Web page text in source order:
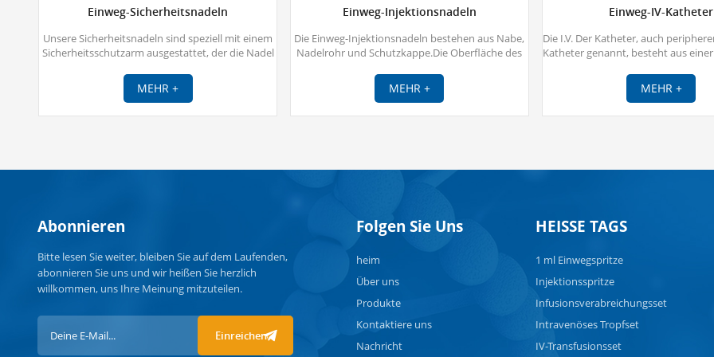
Einweg-Sicherheitsnadeln
Unsere Sicherheitsnadeln sind speziell mit einem
Sicherheitsschutzarm ausgestattet, der die Nadel
das Risiko versehentlicher Nadelstiche zu
verringern.Die Sicherheitsnadeln für Injektionen
Weichteilinjektion, Feinnadelaspiration und
einziehbare Sicherheitsnadeln, Sicherheits-
Sicherheits-Injektionsnadeln.
MEHR +
Einweg-Injektionsnadeln
Die Einweg-Injektionsnadeln bestehen aus Nabe,
Nadelrohr und Schutzkappe.Die Oberfläche des
Silikon beschichtet, um sicherzustellen, dass die
sterile Injektionsnadel beim Injizieren schnell und
oder ihm Blut zu entnehmen.
MEHR +
Einweg-IV-Katheter
Die I.V. Der Katheter, auch
Katheter genannt, besteht aus
Katheterhalter, einem
Luftauslassanschluss, einer
durch das Insert-Blood-
medizinisches Fachpersonal sein,
MEHR +
Abonnieren
Bitte lesen Sie weiter, bleiben Sie auf dem Laufenden,
abonnieren Sie uns und wir heißen Sie herzlich
willkommen, uns Ihre Meinung mitzuteilen.
Einreichen
Folgen Sie Uns
heim
Über uns
Produkte
Kontaktiere uns
Nachricht
HEISSE TAGS
1 ml Einwegspritze
Injektionsspritze
Infusionsverabreichungsset
Intravenöses Tropfset
IV-Transfusionsset